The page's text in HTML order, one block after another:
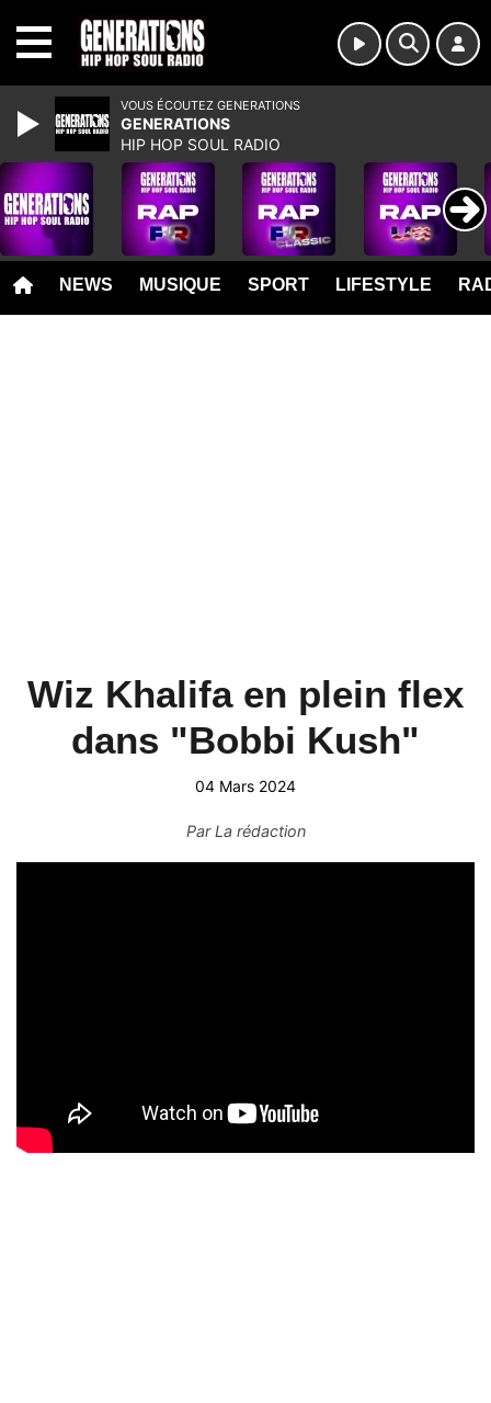
NEWS MUSIQUE SPORT LIFESTYLE
Wiz Khalifa en plein flex
dans "Bobbi Kush"
04 Mars 2024
ParLa rédaction
VOUS ÉCOUTEZ GENERATIONS
GENERATIONS
HIP HOP SOUL RADIO